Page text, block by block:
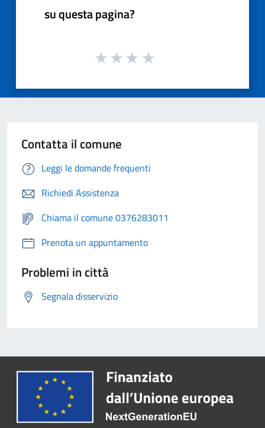
su questa pagina?
Contatta il comune
Leggi le domande frequenti
Richiedi Assistenza
Chiama il comune 0376283011
Prenota un appuntamento
Problemi in città
Segnala disservizio